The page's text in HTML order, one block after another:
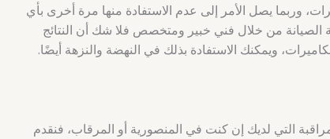
وربما يصل الأمر إلى عدم الاستفادة منها مرة أخرى بأي
من خلال فني خبير ومتخصص فلا شك أن النتائج
ويمكنك الاستفادة بذلك في النهضة والنزهة أيضًا.
التي لديك إن كنت في المنصورية أو المرقاب، فنقدم